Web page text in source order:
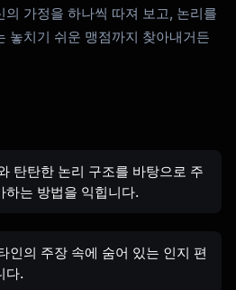
가정을 하나씩 따져 보고, 논리를
놓치기 쉬운 맹점까지 찾아내거든
탄탄한 논리 구조를 바탕으로 주
하는 방법을 익힙니다.
인의 주장 속에 숨어 있는 인지 편
다.